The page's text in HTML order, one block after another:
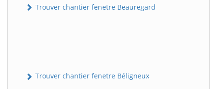
Trouver chantier fenetre Beauregard
Trouver chantier fenetre Béligneux